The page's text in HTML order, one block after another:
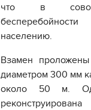
что в
населению.
Взамен
диаметром 300 мм
около 50 м.